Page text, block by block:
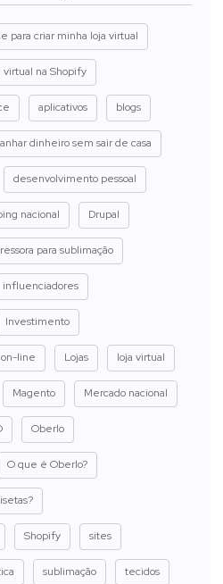
para criar minha loja virtual
virtual na Shopify
aplicativos blogs
dinheiro sem sair de casa
desenvolvimento pessoal
nacional Drupal
para sublimação
influenciadores
Investimento
on-line Lojas loja virtual
Magento Mercado nacional
Oberlo
O que é Oberlo?
Shopify sites
sublimação tecidos